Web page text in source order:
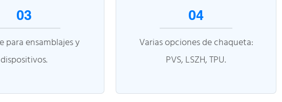
03
para ensamblajes y
dispositivos.
04
Varias opciones de chaqueta:
PVS, LSZH, TPU.